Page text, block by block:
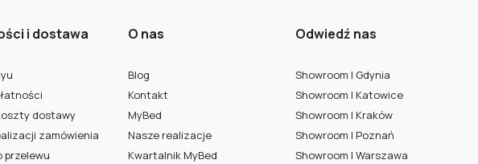
i dostawa
dostawy
zamówienia
przelewu
O nas
Blog
Kontakt
MyBed
Nasze realizacje
Kwartalnik MyBed
Odwiedź nas
Showroom | Gdynia
Showroom | Katowice
Showroom | Kraków
Showroom | Poznań
Showroom | Warszawa